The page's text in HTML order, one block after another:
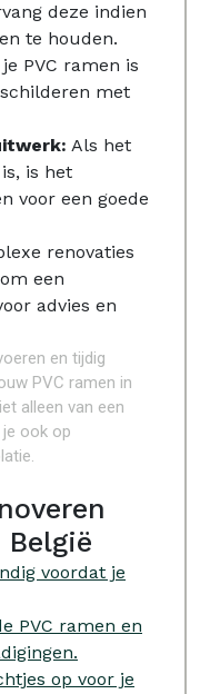
deze indien
te houden.
PVC ramen is
met
Als het
is het
voor een goede
renovaties
een
advies en
en tijdig
PVC ramen in
alleen van een
ook op
België
voordat je
PVC ramen en
op voor je